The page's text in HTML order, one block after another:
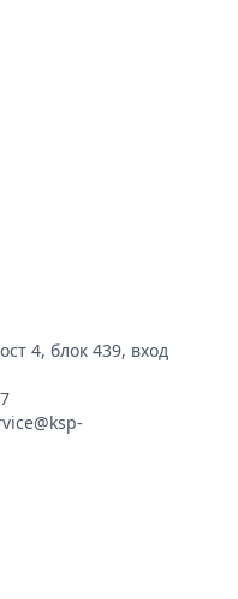
4, блок 439, вход